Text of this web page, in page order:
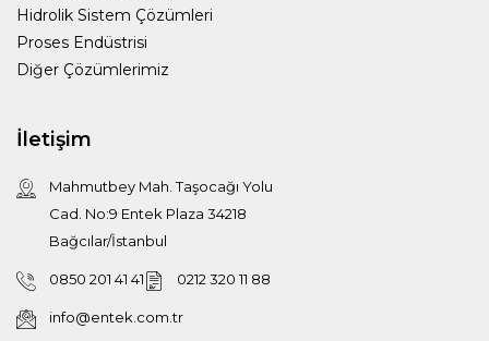
Hidrolik Sistem Çözümleri
Proses Endüstrisi
Diğer Çözümlerimiz
İletişim
Mahmutbey Mah. Taşocağı Yolu
Cad. No:9 Entek Plaza 34218
Bağcılar/İstanbul
0850 201 41 41 0212 320 11 88
info@entek.com.tr